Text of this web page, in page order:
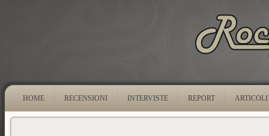
HOME RECENSIONI INTERVISTE REPORT ARTICOLI